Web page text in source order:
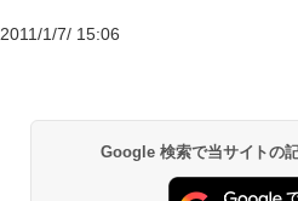
2011/1/7/ 15:06
Google 検索で当サイトの